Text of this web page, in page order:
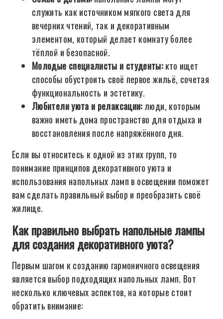
служить как источником мягкого света для
вечерних чтений, так и декоративным
элементом, который делает комнату более
тёплой и безопасной.
Молодые специалисты и студенты:кто ищет
способы обустроить своё первое жильё, сочетая
функциональность и эстетику.
Любители уюта и релаксации:люди, которым
важно иметь дома пространство для отдыха и
восстановления после напряжённого дня.
Если вы относитесь к одной из этих групп, то
понимание принципов декоративного уюта и
использования напольных ламп в освещении поможет
вам сделать правильный выбор и преобразить своё
жилище.
Как правильно выбрать напольные лампы
для создания декоративного уюта?
Первым шагом к созданию гармоничного освещения
является выбор подходящих напольных ламп. Вот
несколько ключевых аспектов, на которые стоит
обратить внимание: